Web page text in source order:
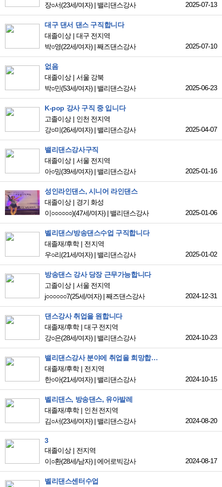
장○서(23세/여자) | 밸리댄스강사 2025-07-13
대구 댄서 댄스 구직합니다
대졸이상
대구 전지역
박○영(22세/여자) |째즈댄스강사 2025-07-10
없음
대졸이상
서울 강북
박○민(53세/여자) | 밸리댄스강사 2025-06-23
K-pop 강사 구직 중 입니다
고졸이상
인천 전지역
강○미(26세/여자) | 밸리댄스강사 2025-04-07
밸리댄스강사구직
대졸이상
서울 전지역
아○밍(39세/여자) | 밸리댄스강사 2025-01-16
성인라인댄스, 시니어 라인댄스
대졸이상
경기 화성
이○○○○○○)(47세/여자) | 밸리댄스강사 2025-01-06
벨리댄스/방송댄스수업 구직합니다
대졸재/후학
전지역
우○리(21세/여자) | 밸리댄스강사 2025-01-02
방송댄스 강사 당장 근무가능합니다
고졸이상
서울 전지역
j○○○○○○7(25세/여자) |째즈댄스강사 2024-12-31
댄스강사 취업을 원합니다
대졸재/후학
대구 전지역
강○은(28세/여자) | 밸리댄스강사 2024-10-23
밸리댄스강사 분야에 취업을 희망합니다
대졸재/후학
전지역
한○아(21세/여자) | 밸리댄스강사 2024-10-15
벨리댄스, 방송댄스, 유아발레
대졸재/후학
인천 전지역
김○서(23세/여자) | 밸리댄스강사 2024-08-20
3
대졸이상
전지역
이○환(28세/남자) |에어로빅강사 2024-08-17
벨리댄스센터수업